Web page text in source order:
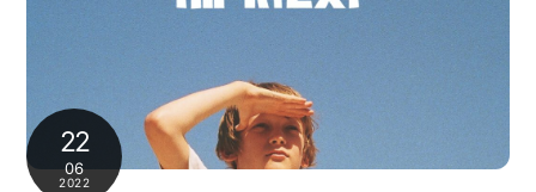
22
06
2022